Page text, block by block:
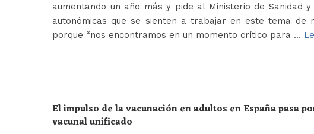
aumentando un año más y pide al Ministerio de Sanidad
autonómicas que se sienten a trabajar en este tema de
porque “nos encontramos en un momento crítico para …
El impulso de la vacunación en adultos en España pasa
vacunal unificado